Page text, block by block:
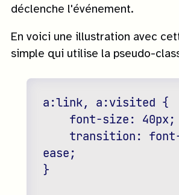
déclenche l'événement.
En voici une illustration avec
simple qui utilise la pseudo-
a:link, a:visited {
ease;
}